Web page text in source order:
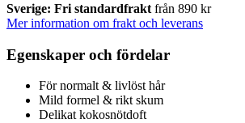
Sverige: Fri standardfrakt från 890 kr
Mer information om frakt och leverans
Egenskaper och fördelar
För normalt & livlöst hår
Mild formel & rikt skum
Delikat kokosnötdoft